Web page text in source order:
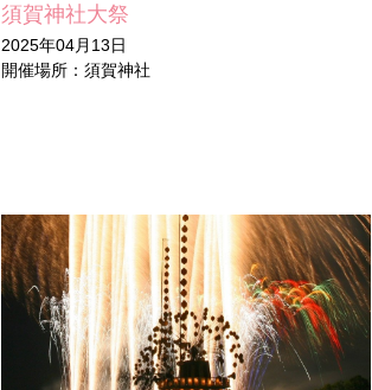
須賀神社大祭
2025年04月13日
開催場所：須賀神社